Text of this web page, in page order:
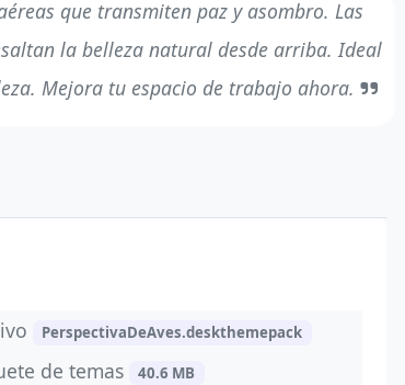
que transmiten paz y asombro. Las
la belleza natural desde arriba. Ideal
Mejora tu espacio de trabajo ahora.
PerspectivaDeAves.deskthemepack
de temas 40.6 MB